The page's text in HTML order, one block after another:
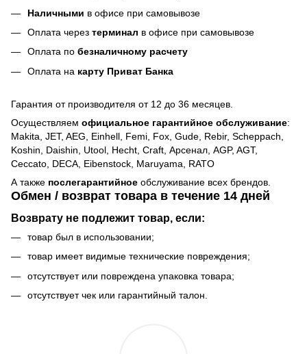
Наличными в офисе при самовывозе
Оплата через терминал в офисе при самовывозе
Оплата по безналичному расчету
Оплата на карту Приват Банка
Гарантия от производителя от 12 до 36 месяцев.
Осуществляем официальное гарантийное обслуживание:
Makita, JET, AEG, Einhell, Femi, Fox, Gude, Rebir, Scheppach,
Koshin, Daishin, Utool, Hecht, Craft, Арсенал, AGP, AGT,
Ceccato, DECA, Eibenstock, Maruyama, RATO
А также послегарантийное обслуживание всех брендов.
Обмен / возврат товара в течение 14 дней
Возврату не подлежит товар, если:
товар был в использовании;
товар имеет видимые технические повреждения;
отсутствует или повреждена упаковка товара;
отсутствует чек или гарантийный талон.